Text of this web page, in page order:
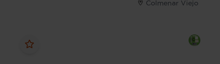
Colmenar Viejo